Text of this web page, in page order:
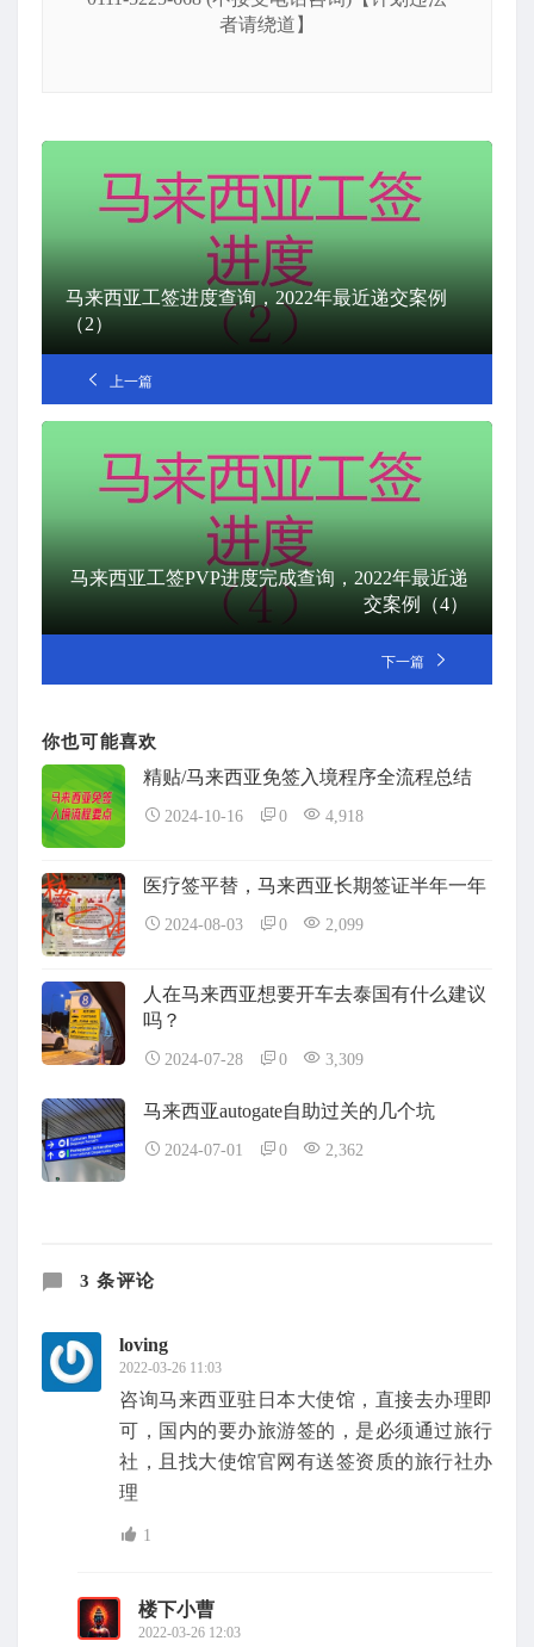
者请绕道】
马来西亚工签进度查询，2022年最近递交案例
（2）
上一篇
马来西亚工签PVP进度完成查询，2022年最近递
交案例（4）
下一篇
你也可能喜欢
精贴/马来西亚免签入境程序全流程总结
2024-10-16 0 4,918
医疗签平替，马来西亚长期签证半年一年
2024-08-03 0 2,099
人在马来西亚想要开车去泰国有什么建议
吗？
2024-07-28 0 3,309
马来西亚autogate自助过关的几个坑
2024-07-01 0 2,362
3 条评论
loving
2022-03-26 11:03
咨询马来西亚驻日本大使馆，直接去办理即
可，国内的要办旅游签的，是必须通过旅行
社，且找大使馆官网有送签资质的旅行社办
理
1
楼下小曹
2022-03-26 12:03